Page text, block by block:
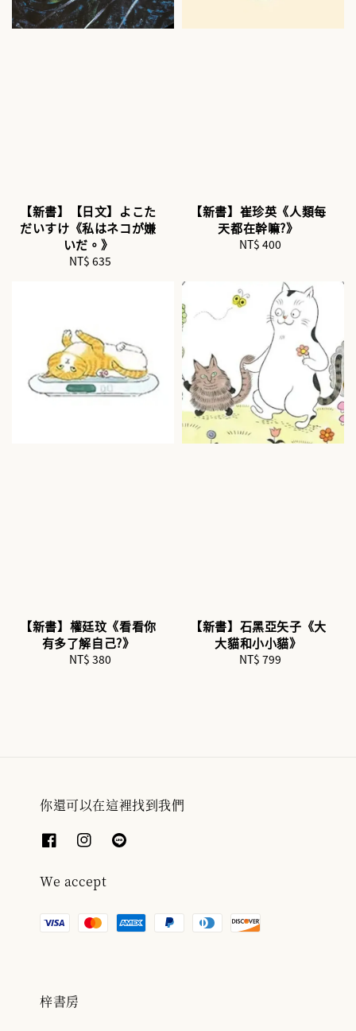
【新書】【日文】よこた
だいすけ《私はネコが嫌
いだ。》
Regular
NT$ 635
【新書】崔珍英《人類每
天都在幹嘛?》
Regular
NT$ 400
【新書】權廷玟《看看你
有多了解自己?》
Regular
NT$ 380
【新書】石黑亞矢子《大
大貓和小小貓》
Regular
NT$ 799
你還可以在這裡找到我們
We accept
梓書房